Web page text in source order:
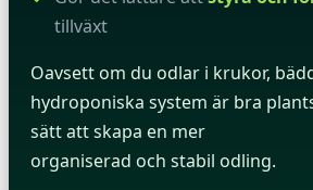
tillväxt
Oavsett om du odlar i krukor,
hydroponiska system är bra
sätt att skapa en mer
organiserad och stabil odling.